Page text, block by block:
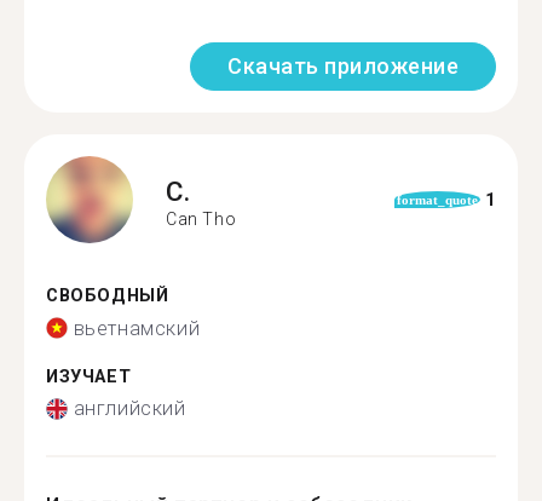
Скачать приложение
C.
Can Tho
format_quote 1
СВОБОДНЫЙ
вьетнамский
ИЗУЧАЕТ
английский